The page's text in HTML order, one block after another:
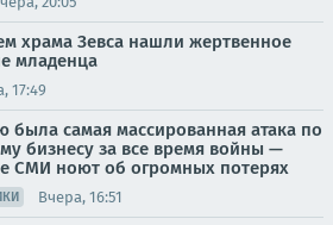
храма Зевса нашли жертвенное
младенца
17:49
была самая массированная атака по
бизнесу за все время войны —
СМИ ноют об огромных потерях
Вчера, 16:51